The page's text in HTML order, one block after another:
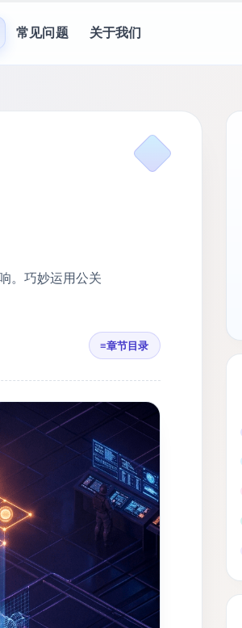
常见问题 关于我们
。巧妙运用公关
≡章节目录